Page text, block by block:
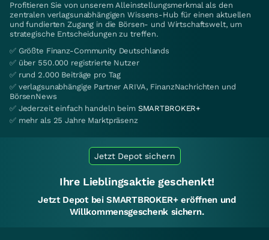
Profitieren Sie von unserem Alleinstellungsmerkmal als den
zentralen verlagsunabhängigen Wissens-Hub für einen aktuellen
und fundierten Zugang in die Börsen- und Wirtschaftswelt, um
strategische Entscheidungen zu treffen.
✅ Größte Finanz-Community Deutschlands
✅ über 550.000 registrierte Nutzer
✅ rund 2.000 Beiträge pro Tag
✅ verlagsunabhängige Partner ARIVA, FinanzNachrichten und
BörsenNews
✅ Jederzeit einfach handeln beim SMARTBROKER+
✅ mehr als 25 Jahre Marktpräsenz
Jetzt Depot sichern
Ihre Lieblingsaktie geschenkt!
Jetzt Depot bei SMARTBROKER+ eröffnen und
Willkommensgeschenk sichern.